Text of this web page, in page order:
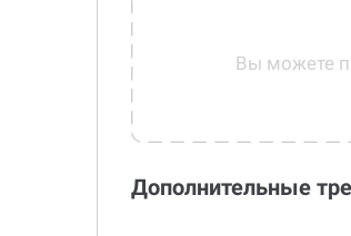
Вы можете
Дополнительные